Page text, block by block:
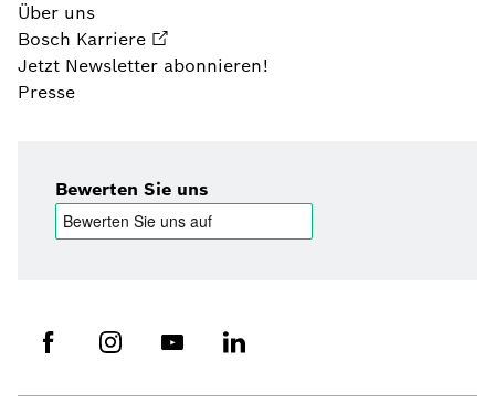
Über uns
Bosch Karriere
Jetzt Newsletter abonnieren!
Presse
Bewerten Sie uns